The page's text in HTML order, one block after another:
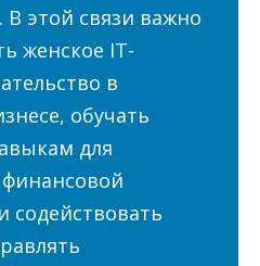
этой связи важно
женское IT-
в
обучать
для
содействовать